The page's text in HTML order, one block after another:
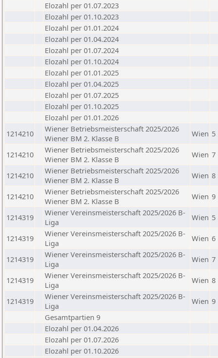
Elozahl per 01.07.2023
Elozahl per 01.10.2023
Elozahl per 01.01.2024
Elozahl per 01.04.2024
Elozahl per 01.07.2024
Elozahl per 01.10.2024
Elozahl per 01.01.2025
Elozahl per 01.04.2025
Elozahl per 01.07.2025
Elozahl per 01.10.2025
Elozahl per 01.01.2026
1214210
Wiener Betriebsmeisterschaft 2025/2026
Wiener BM 2. Klasse B
Wien 5
1214210
Wiener Betriebsmeisterschaft 2025/2026
Wiener BM 2. Klasse B
Wien 7
1214210
Wiener Betriebsmeisterschaft 2025/2026
Wiener BM 2. Klasse B
Wien 8
1214210
Wiener Betriebsmeisterschaft 2025/2026
Wiener BM 2. Klasse B
Wien 9
1214319
Wiener Vereinsmeisterschaft 2025/2026 B-
Liga
Wien 5
1214319
Wiener Vereinsmeisterschaft 2025/2026 B-
Liga
Wien 6
1214319
Wiener Vereinsmeisterschaft 2025/2026 B-
Liga
Wien 7
1214319
Wiener Vereinsmeisterschaft 2025/2026 B-
Liga
Wien 8
1214319
Wiener Vereinsmeisterschaft 2025/2026 B-
Liga
Wien 9
Gesamtpartien 9
Elozahl per 01.04.2026
Elozahl per 01.07.2026
Elozahl per 01.10.2026